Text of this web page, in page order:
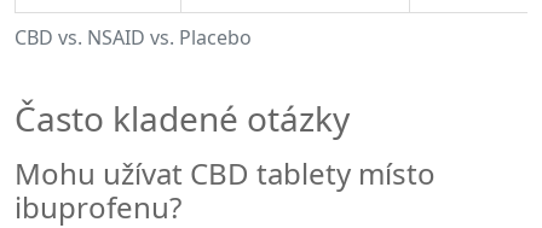
CBD vs. NSAID vs. Placebo
Často kladené otázky
Mohu užívat CBD tablety místo
ibuprofenu?